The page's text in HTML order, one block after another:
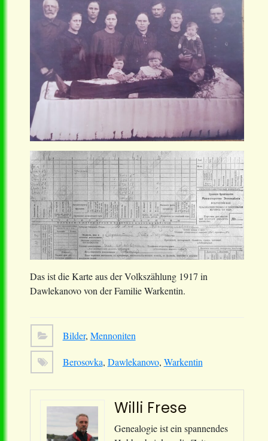
Das ist die Karte aus der Volkszählung 1917 in
Dawlekanovo von der Familie Warkentin.
Bilder, Mennoniten
Berosovka, Dawlekanovo, Warkentin
Willi Frese
Genealogie ist ein spannendes